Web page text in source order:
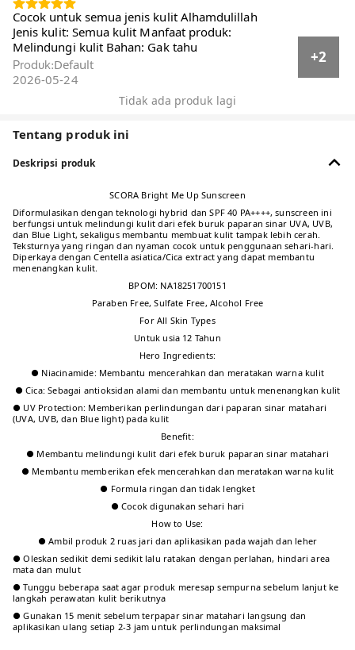
Cocok untuk semua jenis kulit Alhamdulillah
Jenis kulit: Semua kulit Manfaat produk:
Melindungi kulit Bahan: Gak tahu
+2
Produk:Default
2026-05-24
Tidak ada produk lagi
Tentang produk ini
Deskripsi produk
SCORA Bright Me Up Sunscreen
Diformulasikan dengan teknologi hybrid dan SPF 40 PA++++, sunscreen ini
berfungsi untuk melindungi kulit dari efek buruk paparan sinar UVA, UVB,
dan Blue Light, sekaligus membantu membuat kulit tampak lebih cerah.
Teksturnya yang ringan dan nyaman cocok untuk penggunaan sehari-hari.
Diperkaya dengan Centella asiatica/Cica extract yang dapat membantu
menenangkan kulit.
BPOM: NA18251700151
Paraben Free, Sulfate Free, Alcohol Free
For All Skin Types
Untuk usia 12 Tahun
Hero Ingredients:
● Niacinamide: Membantu mencerahkan dan meratakan warna kulit
● Cica: Sebagai antioksidan alami dan membantu untuk menenangkan kulit
● UV Protection: Memberikan perlindungan dari paparan sinar matahari
(UVA, UVB, dan Blue light) pada kulit
Benefit:
● Membantu melindungi kulit dari efek buruk paparan sinar matahari
● Membantu memberikan efek mencerahkan dan meratakan warna kulit
● Formula ringan dan tidak lengket
● Cocok digunakan sehari hari
How to Use:
● Ambil produk 2 ruas jari dan aplikasikan pada wajah dan leher
● Oleskan sedikit demi sedikit lalu ratakan dengan perlahan, hindari area
mata dan mulut
● Tunggu beberapa saat agar produk meresap sempurna sebelum lanjut ke
langkah perawatan kulit berikutnya
● Gunakan 15 menit sebelum terpapar sinar matahari langsung dan
aplikasikan ulang setiap 2-3 jam untuk perlindungan maksimal